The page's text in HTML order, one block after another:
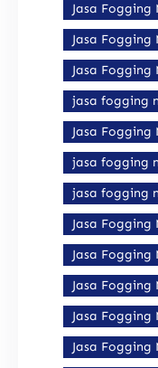
Jasa
Jasa Fogging
Jasa Fogging
jasa fogging
Jasa Fogging
jasa fogging
jasa fogging
Jasa Fogging
Jasa Fogging
Jasa Fogging
Jasa Fogging
Jasa Fogging